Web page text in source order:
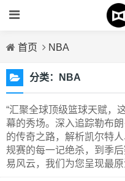
首页 NBA
分类： NBA
“汇聚全球顶级篮球天赋，
幕的秀场。深入追踪勒布
的传奇之路，解析凯尔特
规赛的每一记绝杀，到季
易风云，我们为您呈现最